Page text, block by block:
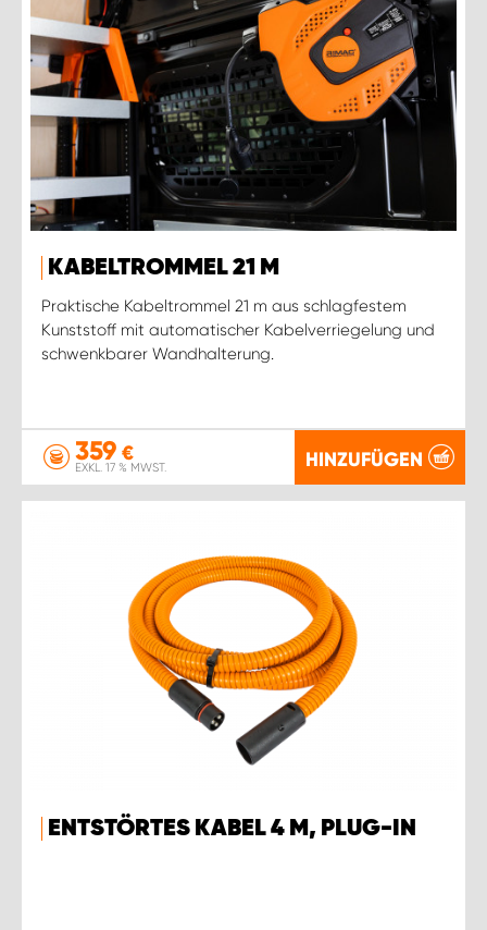
KABELTROMMEL 21 M
Praktische Kabeltrommel 21 m aus schlagfestem
Kunststoff mit automatischer Kabelverriegelung und
schwenkbarer Wandhalterung.
359 €
EXKL. 17 % MWST. HINZUFÜGEN
ENTSTÖRTES KABEL 4 M, PLUG-IN